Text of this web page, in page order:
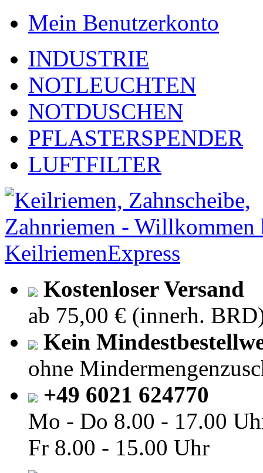
Mein Benutzerkonto
INDUSTRIE
NOTLEUCHTEN
NOTDUSCHEN
PFLASTERSPENDER
LUFTFILTER
Kostenloser Versand
ab 75,00 € (innerh.
Kein
ohne
+49 6021 624770
Mo - Do 8.00 - 17.00
Fr 8.00 - 15.00 Uhr